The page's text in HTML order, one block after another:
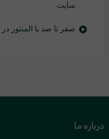
سایت
صفر تا صد با المنتور
درباره ما